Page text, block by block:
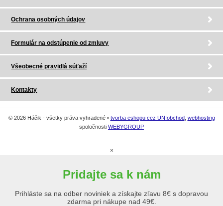
Ochrana osobných údajov
Formulár na odstúpenie od zmluvy
Všeobecné pravidlá súťaží
Kontakty
© 2026 Háčik - všetky práva vyhradené • tvorba eshopu cez UNIobchod, webhosting
spoločnosti WEBYGROUP
×
Pridajte sa k nám
Prihláste sa na odber noviniek a získajte zľavu 8€ s dopravou
zdarma pri nákupe nad 49€.